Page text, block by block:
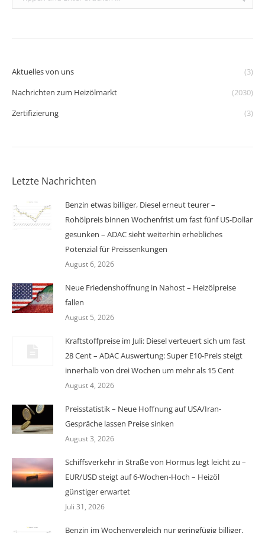
Aktuelles von uns
(3)
Nachrichten zum Heizölmarkt
(2030)
Zertifizierung
(3)
Letzte Nachrichten
Benzin etwas billiger, Diesel erneut teurer –
Rohölpreis binnen Wochenfrist um fast fünf US-Dollar
gesunken – ADAC sieht weiterhin erhebliches
Potenzial für Preissenkungen
August 6, 2026
Neue Friedenshoffnung in Nahost – Heizölpreise
fallen
August 5, 2026
Kraftstoffpreise im Juli: Diesel verteuert sich um fast
28 Cent – ADAC Auswertung: Super E10-Preis steigt
innerhalb von drei Wochen um mehr als 15 Cent
August 4, 2026
Preisstatistik – Neue Hoffnung auf USA/Iran-
Gespräche lassen Preise sinken
August 3, 2026
Schiffsverkehr in Straße von Hormus legt leicht zu –
EUR/USD steigt auf 6-Wochen-Hoch – Heizöl
günstiger erwartet
Juli 31, 2026
Benzin im Wochenvergleich nur geringfügig billiger,